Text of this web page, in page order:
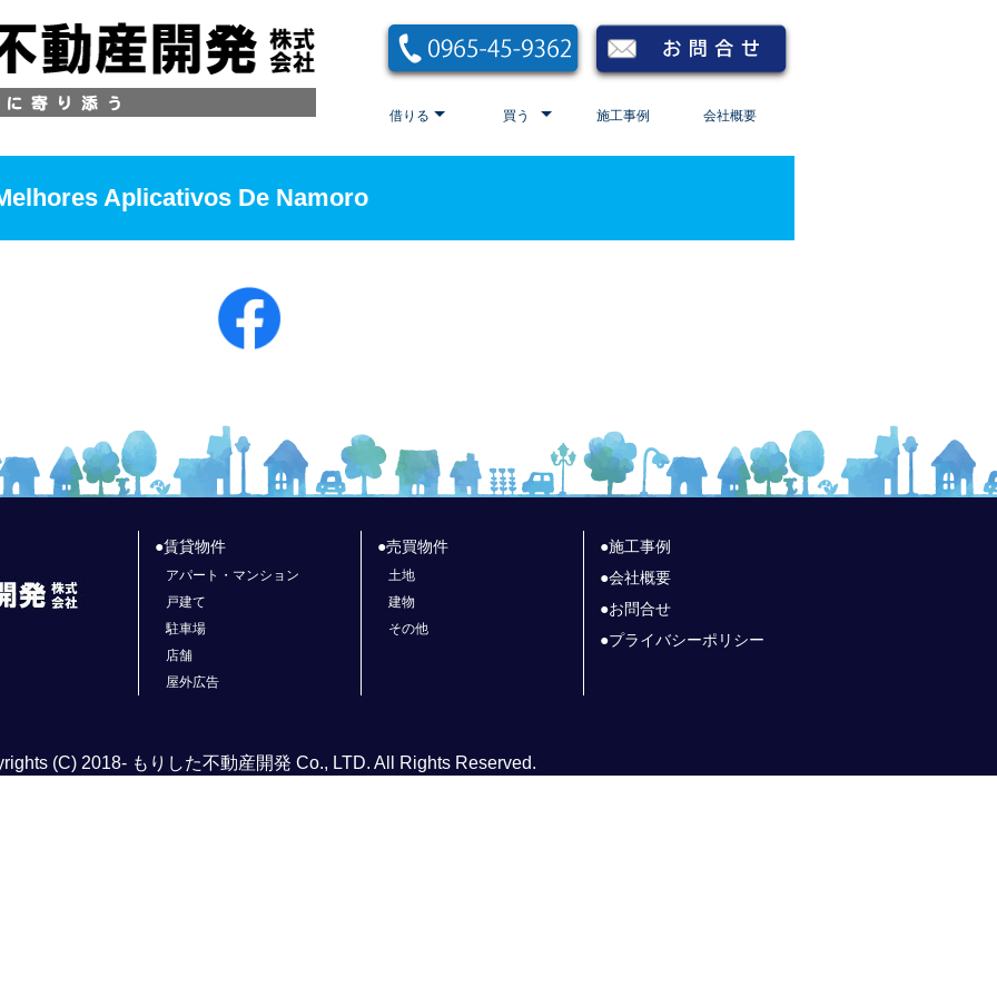
借りる 買う 施工事例 会社概要
Aplicativos De Namoro
賃貸物件
アパート・マンション
戸建て
駐車場
店舗
屋外広告
売買物件
土地
建物
その他
施工事例
会社概要
お問合せ
プライバシーポリシー
(C) 2018- もりした不動産開発 Co., LTD. All Rights Reserved.